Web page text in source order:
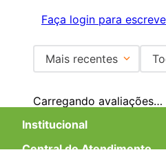
Faça login para
Mais recentes
Carregando avaliações…
Institucional
Central de Atendimento